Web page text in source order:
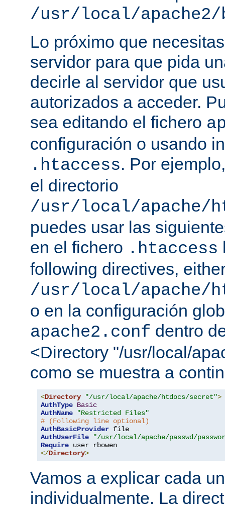
/usr/local/apache2/
Lo próximo que
servidor para que pida
decirle al servidor que
autorizados a acceder.
sea editando el fichero
configuración o usando
.htaccess. Por
el directorio
/usr/local/apache/
puedes usar las
en el fichero .htaccess
following directives,
/usr/local/apache/
o en la configuración
apache2.conf dentro
<Directory "/usr/local/
como se muestra a
<Directory "/usr/local/apache/htdocs/secret">
AuthType Basic
AuthName
"Restricted Files"
# (Following line optional)
AuthBasicProvider
AuthUserFile
"/usr/local/apache/passwd/
Require
</Directory>
Vamos a explicar cada
individualmente. La